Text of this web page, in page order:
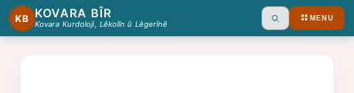
KB KOVARA BÎR
Kovara Kurdoloji, Lêkolîn û Lêgerînê Ara MENU